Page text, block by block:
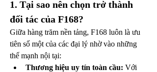
1. Tại sao nên chọn trở thành
đối tác của F168?
Giữa hàng trăm nền tảng, F168 luôn là ưu
tiên số một của các đại lý nhờ vào những
thế mạnh nội tại:
Thương hiệu uy tín toàn cầu: Với